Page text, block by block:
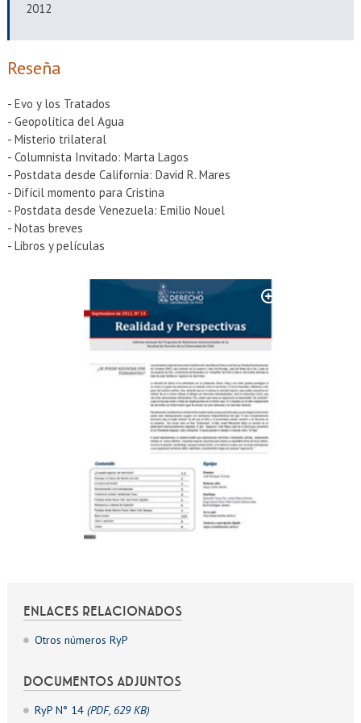
EXTENSIÓN
Egresados
2012
ENLACES RELACIONADOS
Otros números RyP
DOCUMENTOS ADJUNTOS
RyP N° 14 (PDF, 629 KB)
Reseña
- Evo y los Tratados
- Geopolítica del Agua
- Misterio trilateral
- Columnista Invitado: Marta Lagos
- Postdata desde California: David R. Mares
- Difícil momento para Cristina
- Postdata desde Venezuela: Emilio Nouel
- Notas breves
- Libros y películas